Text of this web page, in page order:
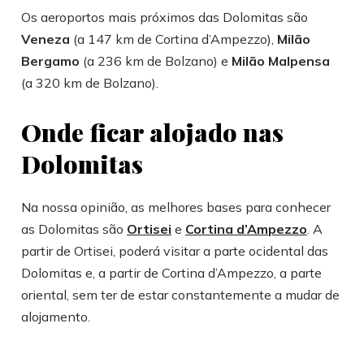
Os aeroportos mais próximos das Dolomitas são
Veneza (a 147 km de Cortina d’Ampezzo), Milão
Bergamo (a 236 km de Bolzano) e Milão Malpensa
(a 320 km de Bolzano).
Onde ficar alojado nas
Dolomitas
Na nossa opinião, as melhores bases para conhecer
as Dolomitas são Ortisei e Cortina d’Ampezzo. A
partir de Ortisei, poderá visitar a parte ocidental das
Dolomitas e, a partir de Cortina d’Ampezzo, a parte
oriental, sem ter de estar constantemente a mudar de
alojamento.